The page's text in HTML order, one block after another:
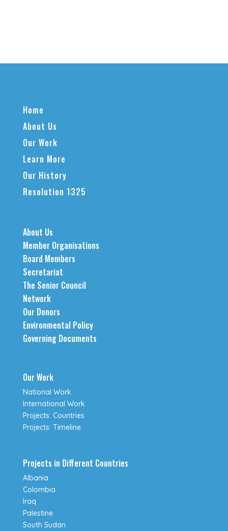
Home
About Us
Our Work
Learn More
Our History
Resolution 1325
About Us
Member Organisations
Board Members
Secretariat
The Senior Council
Network
Our Donors
Environmental Policy
Governing Documents
Our Work
National Work
International Work
Projects: Countries
Projects: Timeline
Projects in Different Countries
Albania
Colombia
Iraq
Palestine
South Sudan